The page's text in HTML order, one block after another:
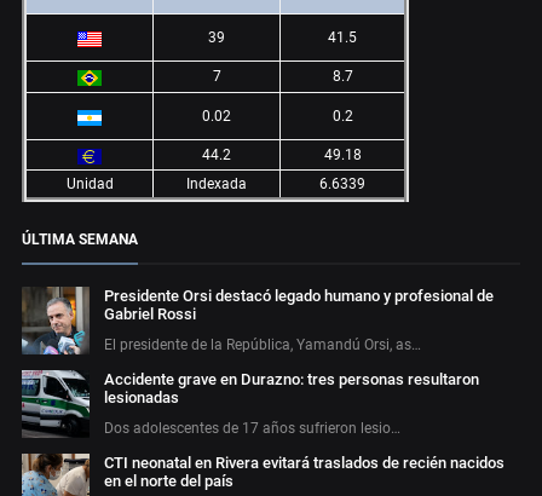
39 41.5
7 8.7
0.02 0.2
44.2
49.18
Unidad
Indexada 6.6339
ÚLTIMA SEMANA
Presidente Orsi destacó legado humano y profesional de
Gabriel Rossi
El presidente de la República, Yamandú Orsi, as…
Accidente grave en Durazno: tres personas resultaron
lesionadas
Dos adolescentes de 17 años sufrieron lesio…
CTI neonatal en Rivera evitará traslados de recién nacidos
en el norte del país